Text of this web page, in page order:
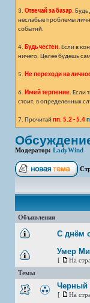
3. Отвечай за базар.Будь
неслабые проблемы
событий.
4. Будь честен.Если в
ничего. Целее будешь
5. Не переходи на
6. Имей терпение.Если
стоит, в определенных
7. Прочитайпп. 5.2 - 5.4
Модератор: LadyWind
Объявления
С днём
Умер
[ На
Темы
Черный
[ На